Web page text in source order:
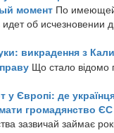
момент По
об исчезновении
викрадення з
Що стало відомо
у Європі: де
громадянство ЄС
зазвичай займає